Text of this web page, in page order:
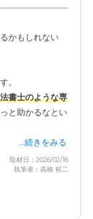
材料です。入居
頼できるポイン
私が面会を終
居者様が誤って
性があるため」
ってきて、家族
でも気軽に訪問
かもしれない
。
書士のような専
と助かるなとい
れません。
か探すのは大変
であれば、私た
...続きをみる
取材日：2026/02/16
執筆者：高橋 裕二